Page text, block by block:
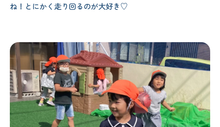
ね！とにかく走り回るのが大好き♡